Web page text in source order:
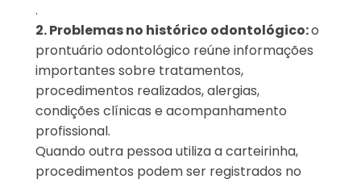
.
2. Problemas no histórico odontológico:o
prontuário odontológico reúne informações
importantes sobre tratamentos,
procedimentos realizados, alergias,
condições clínicas e acompanhamento
profissional.
Quando outra pessoa utiliza a carteirinha,
procedimentos podem ser registrados no